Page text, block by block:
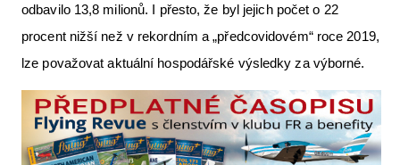
odbavilo 13,8 milionů. I přesto, že byl jejich počet o 22
procent nižší než v rekordním a „předcovidovém“ roce 2019,
lze považovat aktuální hospodářské výsledky za výborné.